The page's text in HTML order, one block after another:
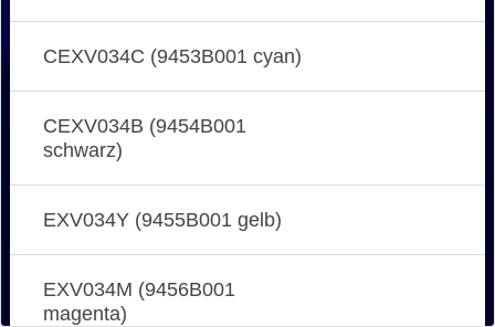
CEXV034C (9453B001 cyan)
CEXV034B (9454B001
schwarz)
EXV034Y (9455B001 gelb)
EXV034M (9456B001
magenta)